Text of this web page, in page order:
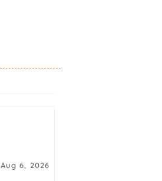
Aug 6, 2026